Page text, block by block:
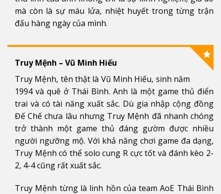
mà còn là sự máu lửa, nhiệt huyết trong từng trận
đấu hàng ngày của mình.
Truy Mệnh – Vũ Minh Hiếu
Truy Mệnh, tên thật là Vũ Minh Hiếu, sinh năm
1994 và quê ở Thái Bình. Anh là một game thủ điển
trai và có tài năng xuất sắc. Dù gia nhập cộng đồng
Đế Chế chưa lâu nhưng Truy Mệnh đã nhanh chóng
trở thành một game thủ đáng gườm được nhiều
người ngưỡng mộ. Với khả năng chơi game đa dạng,
Truy Mệnh có thể solo cung R cực tốt và đánh kèo 2-
2, 4-4 cũng rất xuất sắc.
Truy Mệnh từng là linh hồn của team AoE Thái Bình